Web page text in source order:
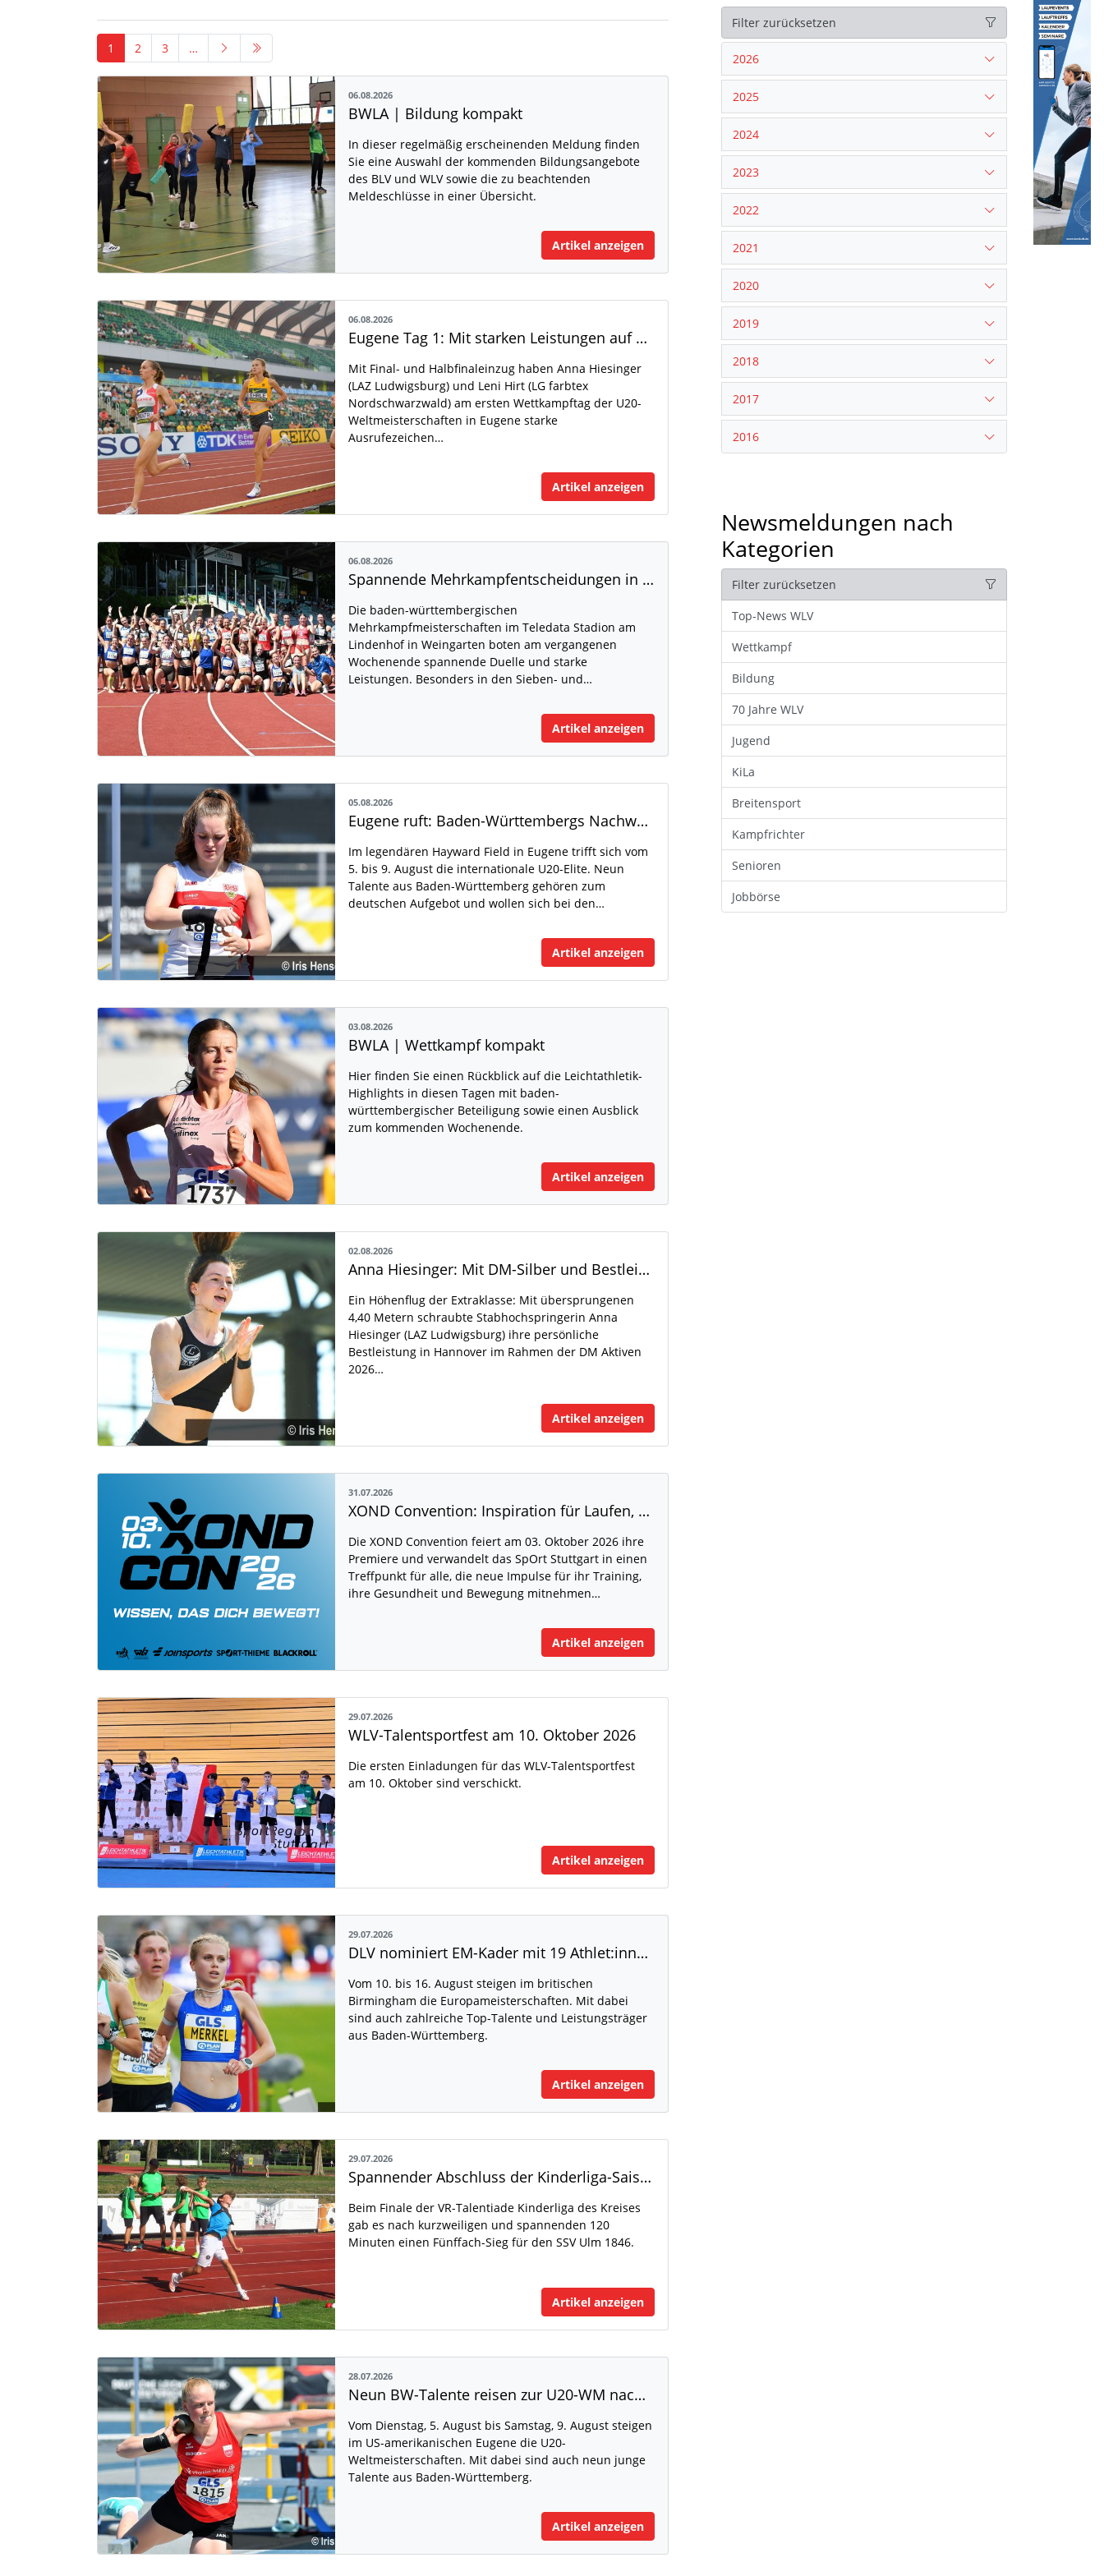
1 2 3 …
06.08.2026
BWLA | Bildung kompakt
In dieser regelmäßig erscheinenden Meldung finden
Sie eine Auswahl der kommenden Bildungsangebote
des BLV und WLV sowie die zu beachtenden
Meldeschlüsse in einer Übersicht.
Artikel anzeigen
06.08.2026
Eugene Tag 1: Mit starken Leistungen auf der WM-Bühne
Mit Final- und Halbfinaleinzug haben Anna Hiesinger
(LAZ Ludwigsburg) und Leni Hirt (LG farbtex
Nordschwarzwald) am ersten Wettkampftag der U20-
Weltmeisterschaften in Eugene starke
Ausrufezeichen…
Artikel anzeigen
06.08.2026
Spannende Mehrkampfentscheidungen in Weingarten
Die baden-württembergischen
Mehrkampfmeisterschaften im Teledata Stadion am
Lindenhof in Weingarten boten am vergangenen
Wochenende spannende Duelle und starke
Leistungen. Besonders in den Sieben- und…
Artikel anzeigen
05.08.2026
Eugene ruft: Baden-Württembergs Nachwuchs greift nach der Weltspitze
Im legendären Hayward Field in Eugene trifft sich vom
5. bis 9. August die internationale U20-Elite. Neun
Talente aus Baden-Württemberg gehören zum
deutschen Aufgebot und wollen sich bei den…
Artikel anzeigen
03.08.2026
BWLA | Wettkampf kompakt
Hier finden Sie einen Rückblick auf die Leichtathletik-
Highlights in diesen Tagen mit baden-
württembergischer Beteiligung sowie einen Ausblick
zum kommenden Wochenende.
Artikel anzeigen
02.08.2026
Anna Hiesinger: Mit DM-Silber und Bestleistung zur U20-WM
Ein Höhenflug der Extraklasse: Mit übersprungenen
4,40 Metern schraubte Stabhochspringerin Anna
Hiesinger (LAZ Ludwigsburg) ihre persönliche
Bestleistung in Hannover im Rahmen der DM Aktiven
2026…
Artikel anzeigen
31.07.2026
XOND Convention: Inspiration für Laufen, Fitness und Gesundheit
Die XOND Convention feiert am 03. Oktober 2026 ihre
Premiere und verwandelt das SpOrt Stuttgart in einen
Treffpunkt für alle, die neue Impulse für ihr Training,
ihre Gesundheit und Bewegung mitnehmen…
Artikel anzeigen
29.07.2026
WLV-Talentsportfest am 10. Oktober 2026
Die ersten Einladungen für das WLV-Talentsportfest
am 10. Oktober sind verschickt.
Artikel anzeigen
29.07.2026
DLV nominiert EM-Kader mit 19 Athlet:innen aus Baden-Württemberg
Vom 10. bis 16. August steigen im britischen
Birmingham die Europameisterschaften. Mit dabei
sind auch zahlreiche Top-Talente und Leistungsträger
aus Baden-Württemberg.
Artikel anzeigen
29.07.2026
Spannender Abschluss der Kinderliga-Saison
Beim Finale der VR-Talentiade Kinderliga des Kreises
gab es nach kurzweiligen und spannenden 120
Minuten einen Fünffach-Sieg für den SSV Ulm 1846.
Artikel anzeigen
28.07.2026
Neun BW-Talente reisen zur U20-WM nach Eugene
Vom Dienstag, 5. August bis Samstag, 9. August steigen
im US-amerikanischen Eugene die U20-
Weltmeisterschaften. Mit dabei sind auch neun junge
Talente aus Baden-Württemberg.
Artikel anzeigen
Filter zurücksetzen
2026
2025
2024
2023
2022
2021
2020
2019
2018
2017
2016
Newsmeldungen nach
Kategorien
Filter zurücksetzen
Top-News WLV
Wettkampf
Bildung
70 Jahre WLV
Jugend
KiLa
Breitensport
Kampfrichter
Senioren
Jobbörse